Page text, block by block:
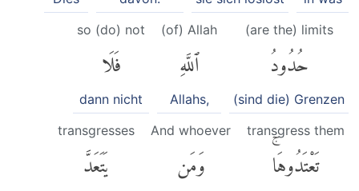
(are the) limits
حُدُودُ
(sind die) Grenzen
(of) Allah
ٱللَّهِ
Allahs,
so (do) not
فَلَا
dann nicht
transgress them
تَعْتَدُوهَاۚ
And whoever
وَمَن
transgresses
يَتَعَدَّ